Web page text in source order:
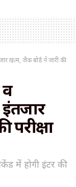
ख़त्म, जैक बोर्ड ने जारी की
इंतजार
परीक्षा
में होगी इंटर की